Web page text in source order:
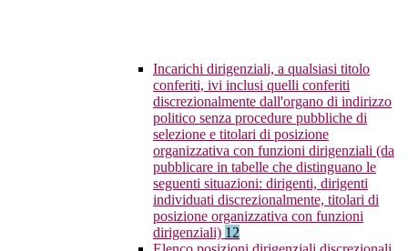
Incarichi dirigenziali, a qualsiasi titolo
conferiti, ivi inclusi quelli conferiti
discrezionalmente dall'organo di indirizzo
politico senza procedure pubbliche di
selezione e titolari di posizione
organizzativa con funzioni dirigenziali (da
pubblicare in tabelle che distinguano le
seguenti situazioni: dirigenti, dirigenti
individuati discrezionalmente, titolari di
posizione organizzativa con funzioni
dirigenziali) 12